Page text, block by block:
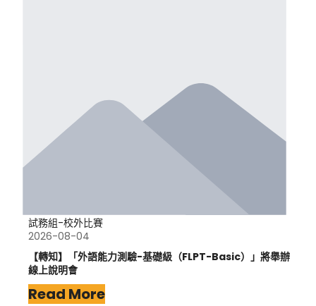
試務組-校外比賽
2026-08-04
【轉知】「外語能力測驗-基礎級（FLPT-Basic）」將舉辦
線上說明會
Read More